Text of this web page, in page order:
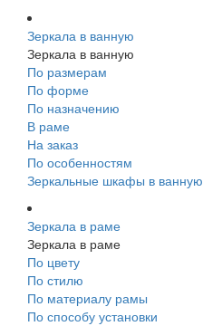
Зеркала в ванную
Зеркала в ванную
По размерам
По форме
По назначению
В раме
На заказ
По особенностям
Зеркальные шкафы в ванную
Зеркала в раме
Зеркала в раме
По цвету
По стилю
По материалу рамы
По способу установки